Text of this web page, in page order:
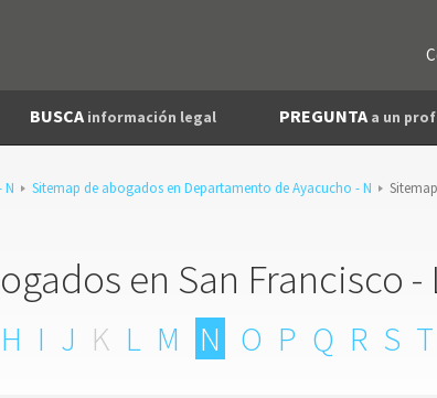
BUSCA información legal PREGUNTA a un
N Sitemap de abogados en Departamento de Ayacucho - N
en San Francisco -
H I J K L M N O P Q R S T